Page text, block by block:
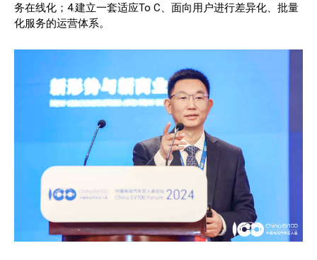
务在线化；4.建立一套适应To C、面向用户进行差异化、批量
化服务的运营体系。